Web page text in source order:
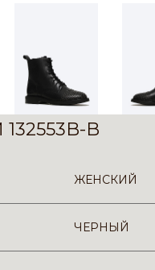
B
ЖЕНСКИЙ
ЧЕРНЫЙ